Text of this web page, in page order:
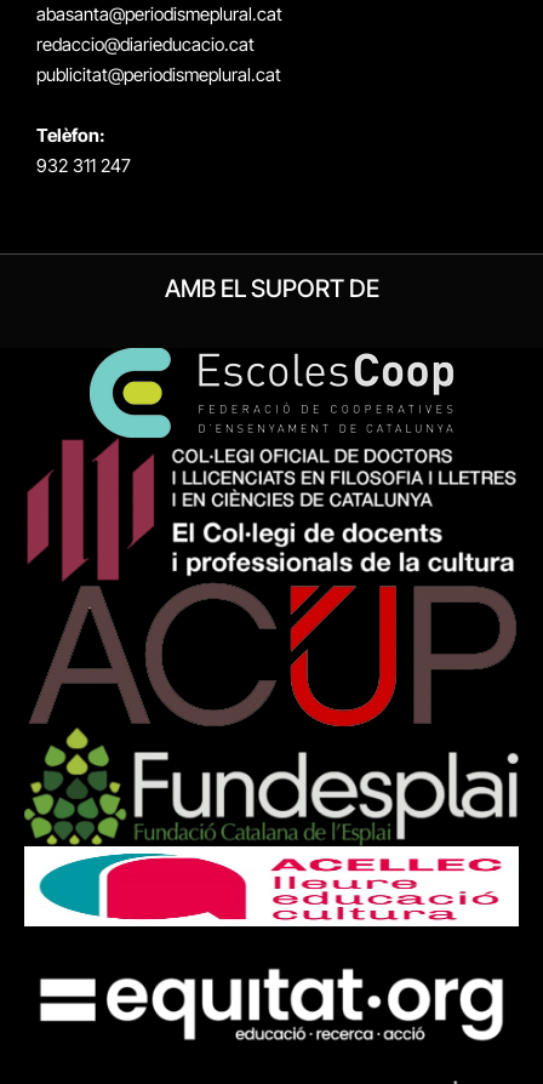
abasanta@periodismeplural.cat
redaccio@diarieducacio.cat
publicitat@periodismeplural.cat
Telèfon:
932 311 247
AMB EL SUPORT DE